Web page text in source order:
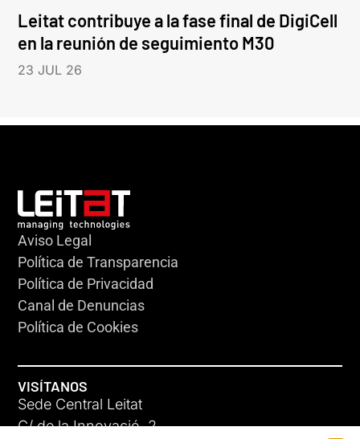
Leitat contribuye a la fase final de DigiCell
en la reunión de seguimiento M30
23 JUL 26
Aviso Legal
Política de Transparencia
Política de Privacidad
Canal de Denuncias
Política de Cookies
VISÍTANOS
Sede Central Leitat
C/ de la Innovació, 2